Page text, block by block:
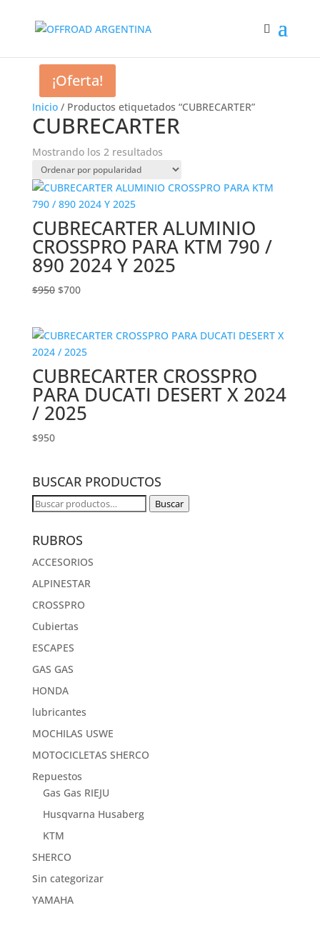
Inicio/ Productos etiquetados “CUBRECARTER”
CUBRECARTER
Mostrando los 2 resultadosOrdenado
por
popularidad
¡Oferta!
CUBRECARTER ALUMINIO
CROSSPRO PARA KTM 790 /
890 2024 Y 2025
$950 El
era:
$950.
$700El
es:
$700.
CUBRECARTER CROSSPRO
PARA DUCATI DESERT X 2024
/ 2025
$950
BUSCAR PRODUCTOS
Buscar
Buscar
RUBROS
ACCESORIOS
ALPINESTAR
CROSSPRO
Cubiertas
ESCAPES
GAS GAS
HONDA
lubricantes
MOCHILAS USWE
MOTOCICLETAS SHERCO
Repuestos
Gas Gas RIEJU
Husqvarna Husaberg
KTM
SHERCO
Sin categorizar
YAMAHA